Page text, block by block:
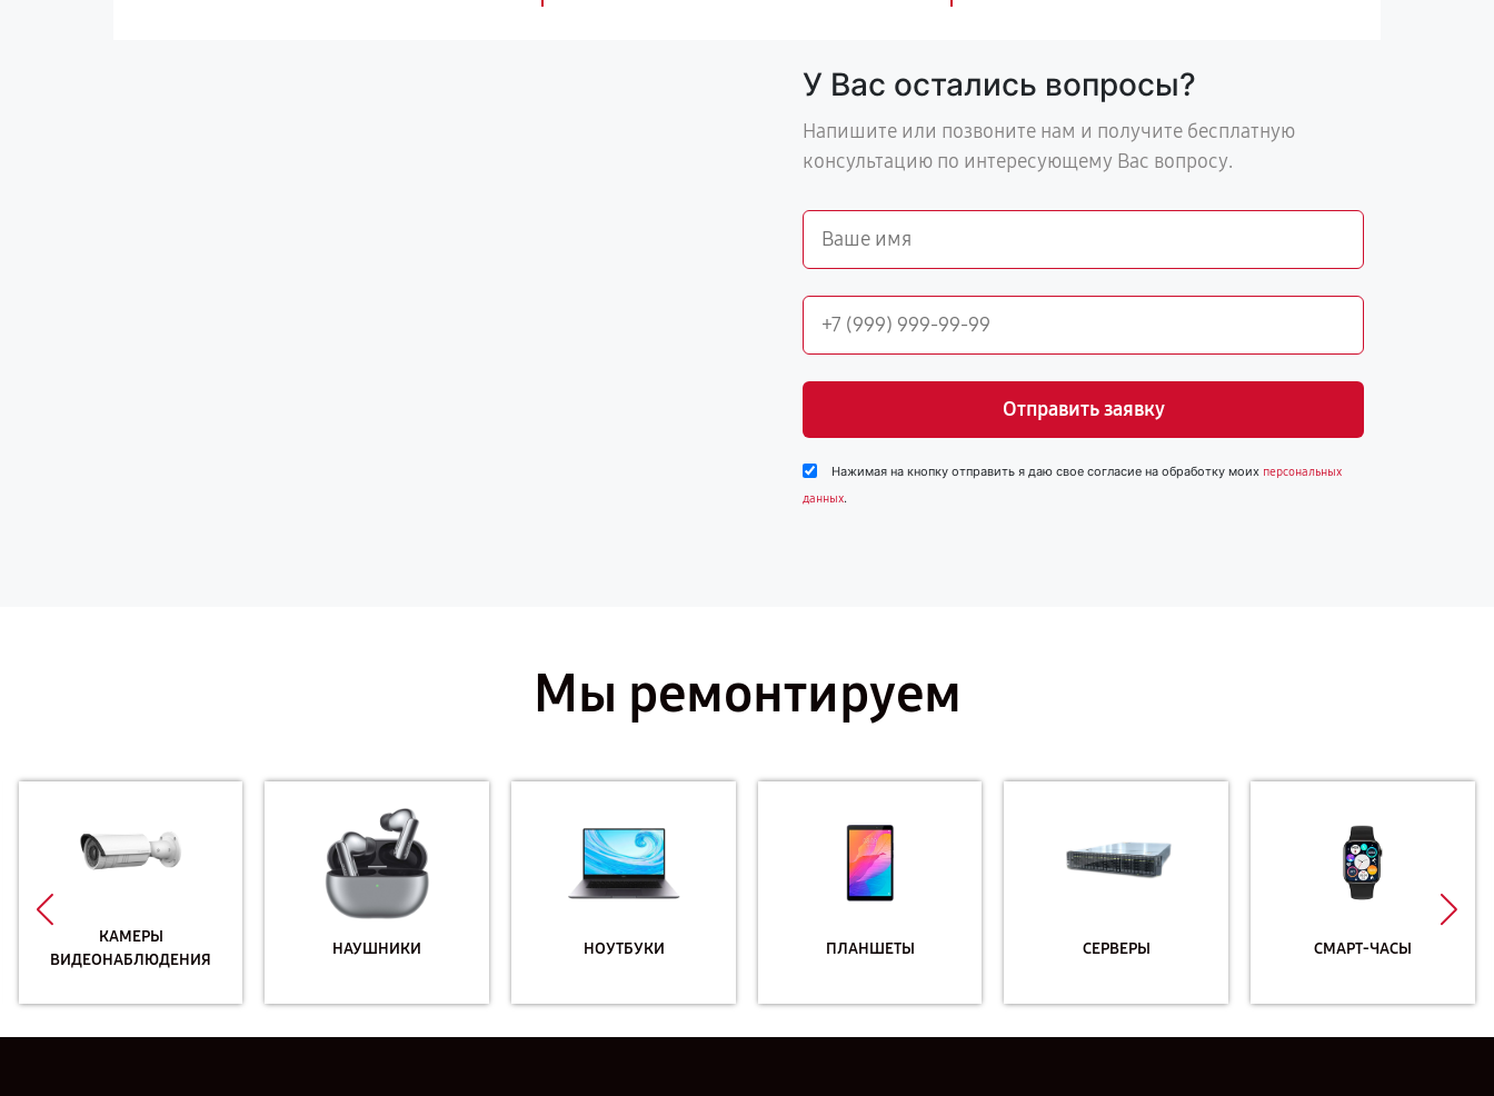
У Вас остались вопросы?
Напишите или позвоните нам и получите бесплатную
консультацию по интересующему Вас вопросу.
Отправить заявку
Нажимая на кнопку отправить я даю свое согласие на обработку моих персональных
данных.
Мы ремонтируем
КАМЕРЫ
ВИДЕОНАБЛЮДЕНИЯ
НАУШНИКИ НОУТБУКИ ПЛАНШЕТЫ СЕРВЕРЫ СМАРТ-ЧАСЫ